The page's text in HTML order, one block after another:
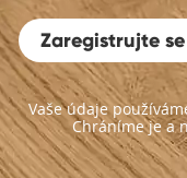
Zaregistrujte se
Vaše údaje
Chráníme je a